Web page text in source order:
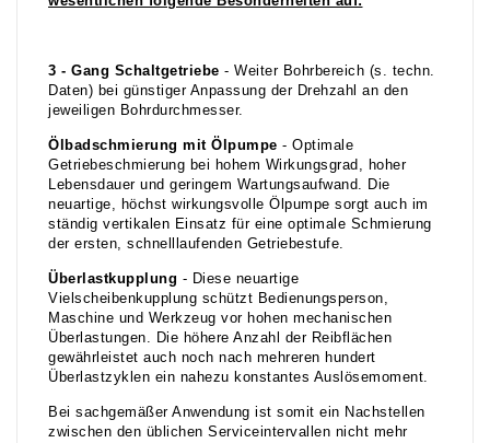
3 - Gang Schaltgetriebe - Weiter Bohrbereich (s. techn.
Daten) bei günstiger Anpassung der Drehzahl an den
jeweiligen Bohrdurchmesser.
Ölbadschmierung mit Ölpumpe - Optimale
Getriebeschmierung bei hohem Wirkungsgrad, hoher
Lebensdauer und geringem Wartungsaufwand. Die
neuartige, höchst wirkungsvolle Ölpumpe sorgt auch im
ständig vertikalen Einsatz für eine optimale Schmierung
der ersten, schnelllaufenden Getriebestufe.
Überlastkupplung - Diese neuartige
Vielscheibenkupplung schützt Bedienungsperson,
Maschine und Werkzeug vor hohen mechanischen
Überlastungen. Die höhere Anzahl der Reibflächen
gewährleistet auch noch nach mehreren hundert
Überlastzyklen ein nahezu konstantes Auslösemoment.
Bei sachgemäßer Anwendung ist somit ein Nachstellen
zwischen den üblichen Serviceintervallen nicht mehr